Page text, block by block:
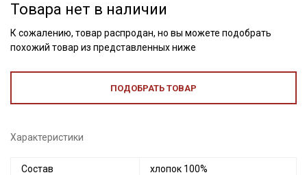
Товара нет в наличии
К сожалению, товар распродан, но вы можете подобрать
похожий товар из представленных ниже
ПОДОБРАТЬ ТОВАР
Характеристики
Состав хлопок 100%